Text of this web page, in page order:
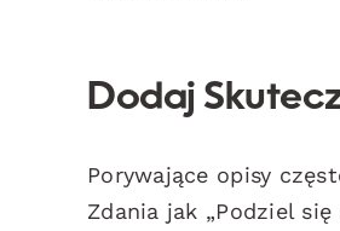
Dodaj
Porywające opisy
Zdania jak „Podziel